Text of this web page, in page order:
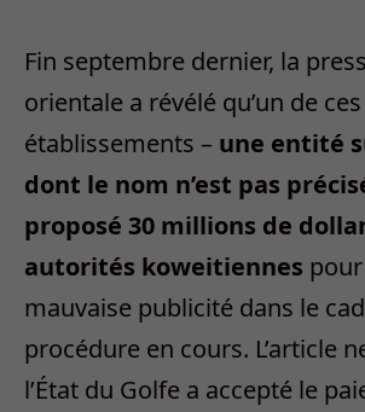
Fin septembre dernier, la
orientale a révélé qu’un de ces
établissements – une entité
dont le nom n’est pas
proposé 30 millions de
autorités koweitiennes
mauvaise publicité dans le
procédure en cours. L’article
l’État du Golfe a accepté le